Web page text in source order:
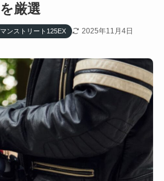
厳選
ンストリート125EX 2025年11月4日